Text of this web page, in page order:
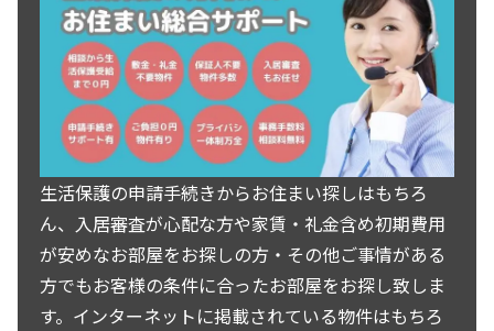
生活保護の申請手続きからお住まい探しはもちろ
ん、入居審査が心配な方や家賃・礼金含め初期費用
が安めなお部屋をお探しの方・その他ご事情がある
方でもお客様の条件に合ったお部屋をお探し致しま
す。インターネットに掲載されている物件はもちろ